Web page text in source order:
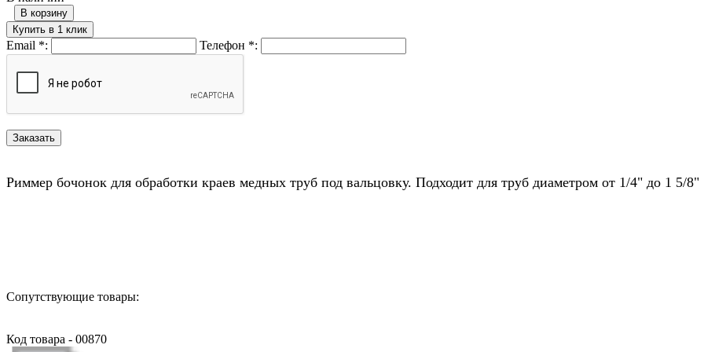
В корзину
Купить в 1 клик
Email *: Телефон *:
Риммер бочонок для обработки краев медных труб под вальцовку. Подходит для труб диаметром от 1/4" до 1 5/8"
Сопутствующие товары:
Код товара - 00870